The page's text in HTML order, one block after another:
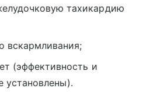
тахикардию
вскармливания;
(эффективность и
установлены).